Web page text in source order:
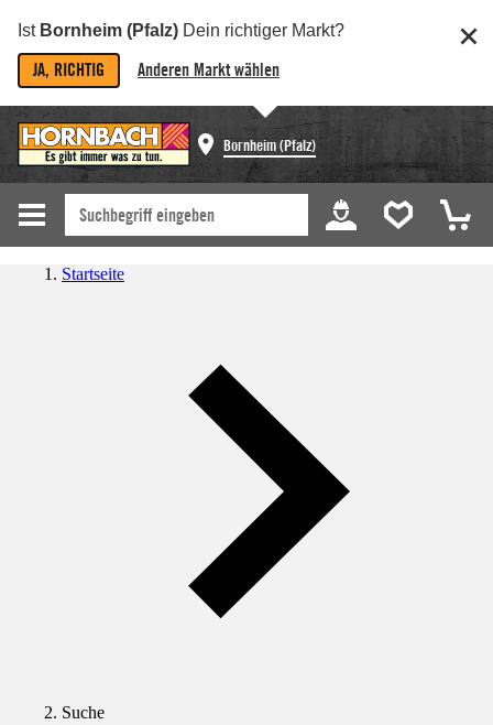
Ist Bornheim (Pfalz) Dein richtiger Markt?
JA, RICHTIG Anderen Markt wählen
Bornheim (Pfalz)
Startseite
Suche